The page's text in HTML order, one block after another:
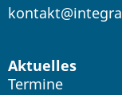
Aktuelles
Termine